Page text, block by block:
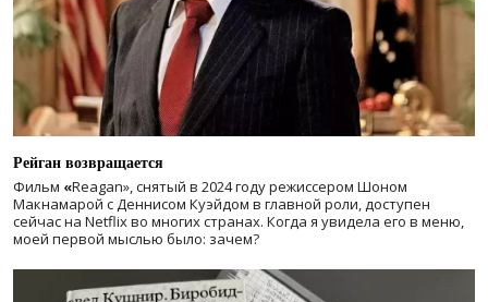
Рейган возвращается
Фильм «Reagan», снятый в 2024 годурежиссером Шоном
Макнамарой с Деннисом Куэйдом в главной роли, доступен
сейчас на Netflix во многих странах. Когда я увидела его в меню,
моей первой мыслью было: зачем?